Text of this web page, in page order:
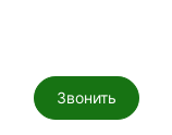
Звонить